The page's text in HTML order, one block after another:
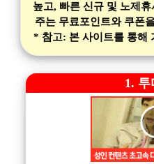
높고, 빠른 신규 및 노제
주는 무료포인트와 쿠폰
* 참고: 본 사이트를 통해
1. 투